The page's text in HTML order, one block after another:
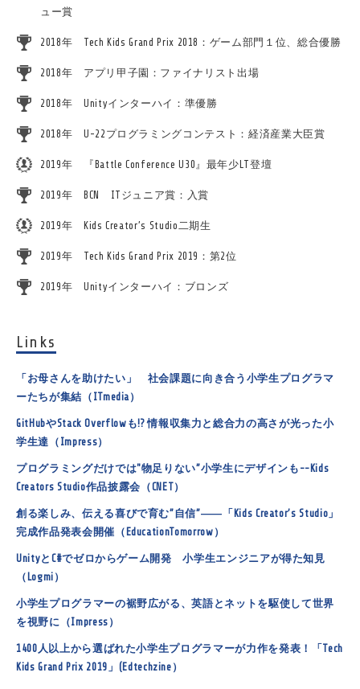
ュー賞
2018年 Tech Kids Grand Prix 2018：ゲーム部門１位、総合優勝
2018年 アプリ甲子園：ファイナリスト出場
2018年 Unityインターハイ：準優勝
2018年 U-22プログラミングコンテスト：経済産業大臣賞
2019年 『Battle Conference U30』最年少LT登壇
2019年 BCN ITジュニア賞：入賞
2019年 Kids Creator’s Studio二期生
2019年 Tech Kids Grand Prix 2019：第2位
2019年 Unityインターハイ：ブロンズ
Links
「お母さんを助けたい」 社会課題に向き合う小学生プログラマ
ーたちが集結（ITmedia）
GitHubやStack Overflowも!? 情報収集力と総合力の高さが光った小
学生達（Impress）
プログラミングだけでは"物足りない”小学生にデザインも--Kids
Creators Studio作品披露会（CNET）
創る楽しみ、伝える喜びで育む”自信”――「Kids Creator’s Studio」
完成作品発表会開催（EducationTomorrow）
UnityとC#でゼロからゲーム開発 小学生エンジニアが得た知見
（Logmi）
小学生プログラマーの裾野広がる、英語とネットを駆使して世界
を視野に（Impress）
1400人以上から選ばれた小学生プログラマーが力作を発表！「Tech
Kids Grand Prix 2019」(Edtechzine）